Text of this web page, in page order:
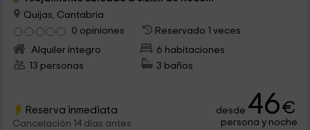
Quijas, Cantabria
0 opiniones
Reservado 1 veces
Alquiler íntegro
6 habitaciones
13 personas
3 baños
Reserva inmediata
Cancelación 14 días antes
desde 46€
persona y noche